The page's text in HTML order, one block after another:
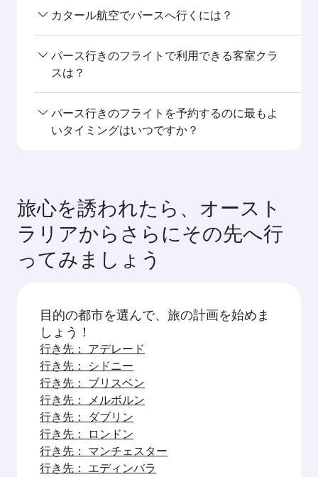
カタール航空は への直行便を運航しています。時
カタール航空でパースへ行くには？
カタール航空は 行きの直行便を運航しています。
また、ドーハを経由して世界150都市以上にアクセ
パース行きのフライトで利用できる客室クラ
スは？
ご利用可能な客室クラスは路線や運航会社によっ
て異なります。カタール航空運航便ではビジネス
なりますので、ご予約の際にフライトの詳細をご
確認ください。
パース行きのフライトを予約するのに最もよ
いタイミングはいつですか？
すめします。運賃は、季節的な需要や路線の人気
度、空席状況により変動します。パース
旅心を誘われたら、オースト
ラリアからさらにその先へ行
ってみましょう
目的の都市を選んで、旅の計画を始めま
しょう！
行き先： アデレード
行き先： シドニー
行き先： ブリスベン
行き先： メルボルン
行き先： ダブリン
行き先： ロンドン
行き先： マンチェスター
行き先： エディンバラ